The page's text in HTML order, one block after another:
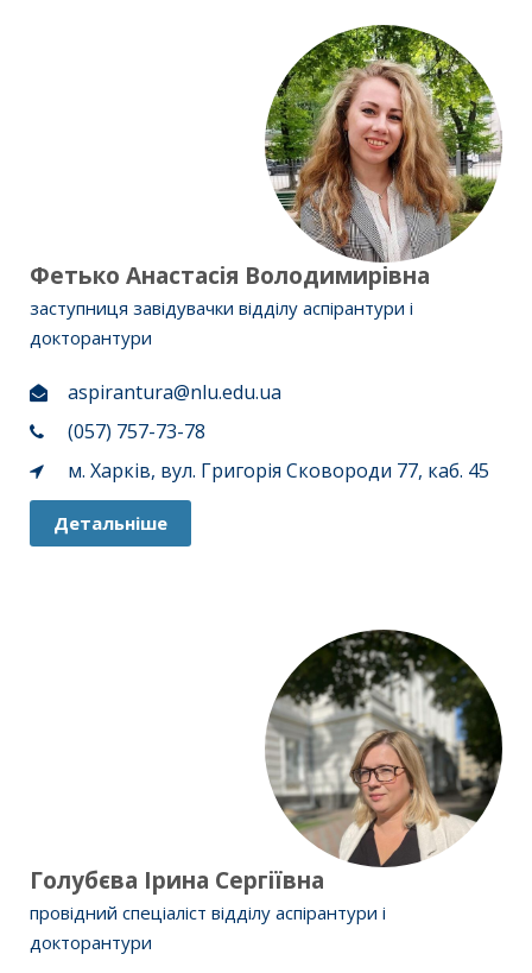
Фетько Анастасія Володимирівна
заступниця завідувачки відділу аспірантури і
докторантури
aspirantura@nlu.edu.ua
(057) 757-73-78
м. Харків, вул. Григорія Сковороди 77, каб. 45
Детальніше
Голубєва Ірина Сергіївна
провідний спеціаліст відділу аспірантури і
докторантури